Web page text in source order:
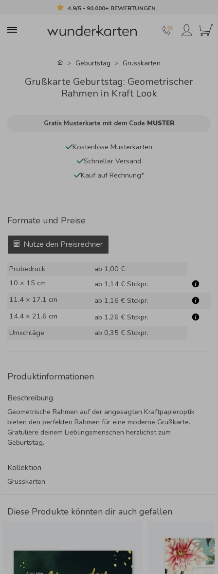
4.9/5 - 90.000+ BEWERTUNGEN
Geburtstag Grusskarten
Grußkarte Geburtstag: Geometrischer
Rahmen in Kraft Look
Gratis Musterkarte mit dem Code MUSTER
Kostenlose Musterkarten
Schneller Versand
Kauf auf Rechnung*
Formate und Preise
Nutze den Preisrechner
Probedruck
ab 1,00 €
10 × 15 cm
ab 1,14 € Stckpr.
11.4 × 17.1 cm
ab 1,16 € Stckpr.
14.4 × 21.6 cm
ab 1,26 € Stckpr.
Umschläge
ab 0,35 € Stckpr.
Produktinformationen
Beschreibung
Geometrische Rahmen auf der angesagten Kraftpapieroptik
bieten den perfekten Rahmen für eine moderne Grußkarte.
Gratuliere deinem Lieblingsmenschen herzlichst zum
Geburtstag.
Kollektion
Grusskarten
Diese Produkte könnten dir auch gefallen